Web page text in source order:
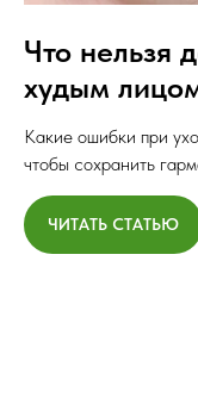
Что нельзя
худым
Какие ошибки при
чтобы сохранить
ЧИТАТЬ СТАТЬЮ